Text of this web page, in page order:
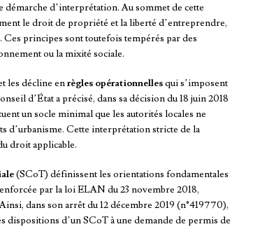
d’interprétation. Au sommet de cette
le droit de propriété et la liberté d’entreprendre,
principes sont toutefois tempérés par des
ou la mixité sociale.
les décline enrègles opérationnellesqui s’imposent
d’État a précisé, dans sa décision du 18 juin 2018
un socle minimal que les autorités locales ne
d’urbanisme. Cette interprétation stricte de la
droit applicable.
(SCoT) définissent les orientations fondamentales
par la loi ELAN du 23 novembre 2018,
dans son arrêt du 12 décembre 2019 (n°419770),
dispositions d’un SCoT à une demande de permis de